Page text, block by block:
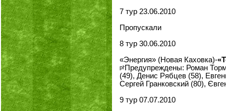
7 тур 23.06.2010
Пропускали
8 тур 30.06.2010
«Энергия» (Новая Каховка)-
Предупреждены: Роман
(49), Денис Рябцев (58),
Сергей Гранковский (80),
9 тур 07.07.2010